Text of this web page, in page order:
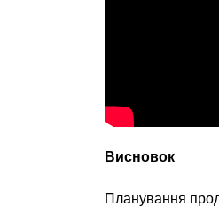
Висновок
Планування